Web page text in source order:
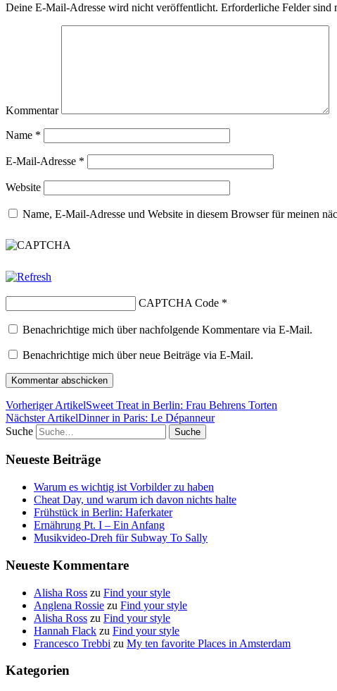
Deine E-Mail-Adresse wird nicht veröffentlicht. Erforderliche Felder sind
Kommentar
Name *
E-Mail-Adresse *
Website
Name, E-Mail-Adresse und Website in diesem Browser für meinen
CAPTCHA Code *
Benachrichtige mich über nachfolgende Kommentare via E-Mail.
Benachrichtige mich über neue Beiträge via E-Mail.
Vorheriger ArtikelSweet Treat in Berlin: Frau Behrens Torten
Nächster ArtikelDinner in Paris: Le Dépanneur
Suche
Neueste Beiträge
Warum es wichtig ist Vorbilder zu haben
Cheat Day, und warum ich davon nichts halte
Frühstück in Berlin: Haferkater
Ernährung Pt. I – Ein Anfang
Musikvideo-Dreh für Subway To Sally
Neueste Kommentare
Alisha Ross zu Find your style
Anglena Rossie zu Find your style
Alisha Ross zu Find your style
Hannah Flack zu Find your style
Francesco Trebbi zu My ten favorite Places in Amsterdam
Kategorien